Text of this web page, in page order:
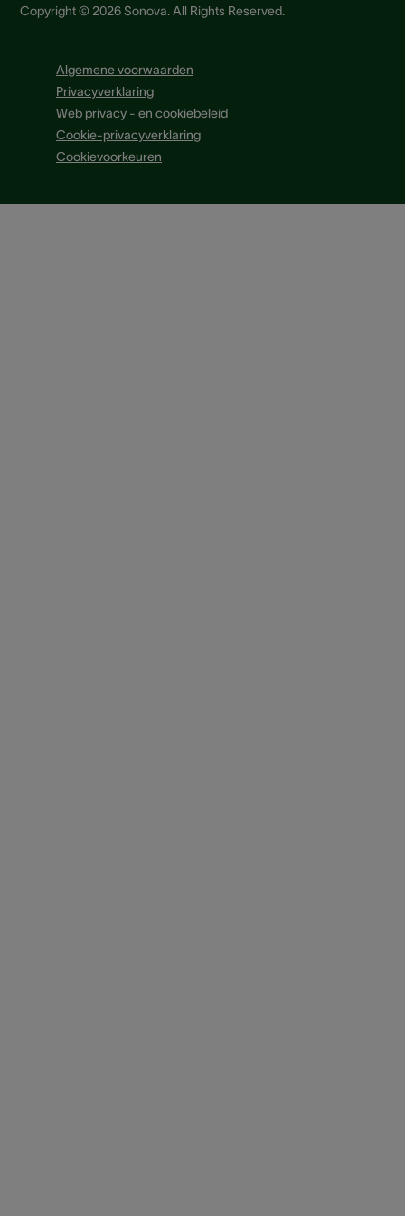
Copyright © 2026 Sonova. All Rights Reserved.
Algemene voorwaarden
Privacyverklaring
Web privacy - en cookiebeleid
Cookie-privacyverklaring
Cookievoorkeuren